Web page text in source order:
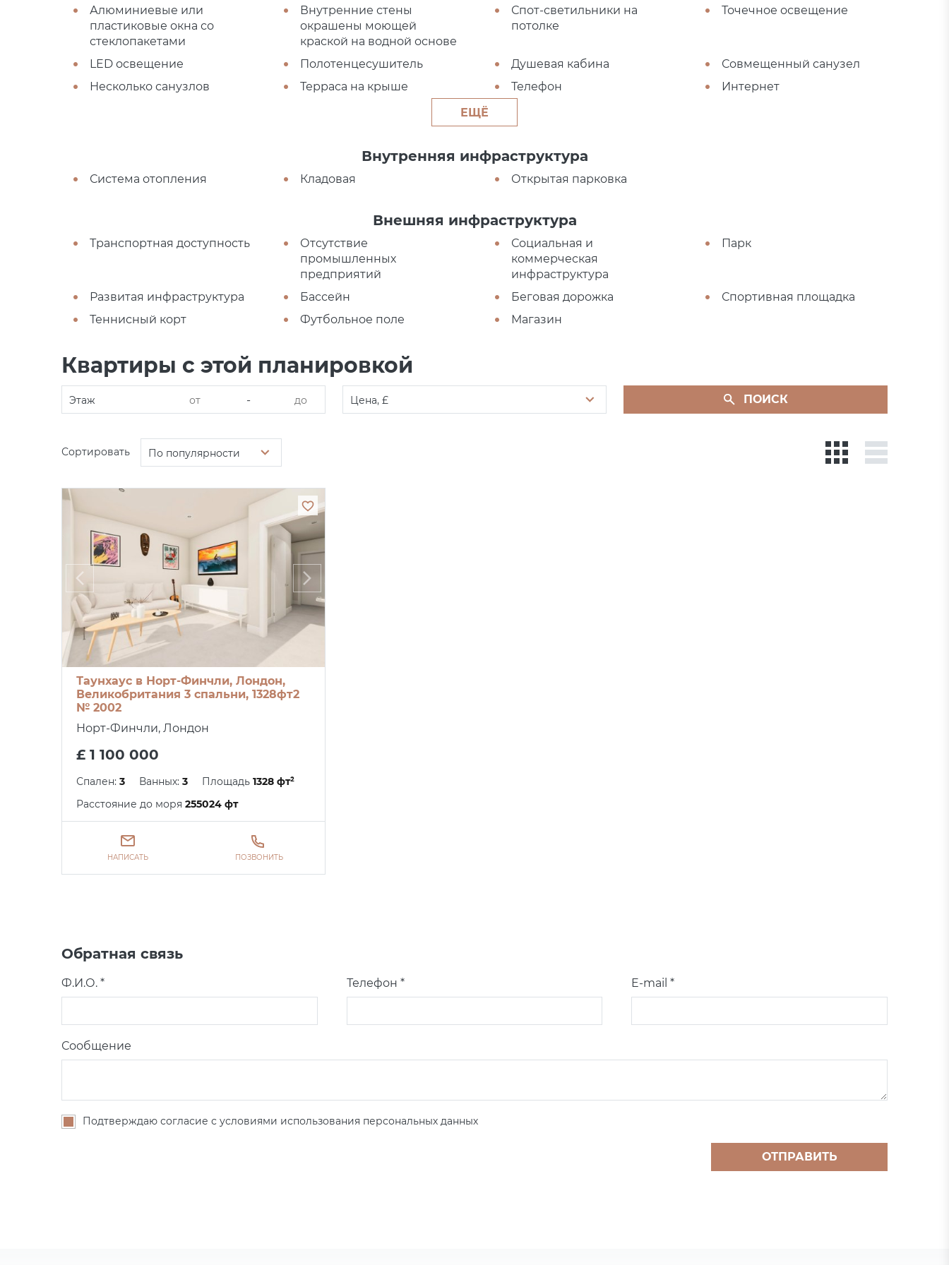
Алюминиевые или
пластиковые окна со
стеклопакетами
Внутренние стены
окрашены моющей
краской на водной основе
Спот-светильники на
потолке
Точечное освещение
LED освещение Полотенцесушитель Душевая кабина
Совмещенный санузел
Несколько санузлов
Терраса на крыше Телефон
Интернет
ЕЩЁ
Внутренняя инфраструктура
Система отопления Кладовая Открытая парковка
Внешняя инфраструктура
Транспортная доступность
Отсутствие
промышленных
предприятий
Социальная и
коммерческая
инфраструктура
Парк
Развитая инфраструктура Бассейн Беговая дорожка
Спортивная площадка
Теннисный корт
Футбольное поле Магазин
Квартиры с этой планировкой
Этаж - Цена, £ ПОИСК
Сортировать По популярности
Таунхаус в Норт-Финчли, Лондон,
Великобритания 3 спальни, 1328фт2
№ 2002
Норт-Финчли, Лондон
£ 1 100 000
Спален: 3 Ванных: 3 Площадь 1328 фт²
Расстояние до моря 255024 фт
НАПИСАТЬ ПОЗВОНИТЬ
Обратная связь
Ф.И.О. * Телефон * E-mail *
Сообщение
Подтверждаю согласие с условиями использования персональных данных
ОТПРАВИТЬ